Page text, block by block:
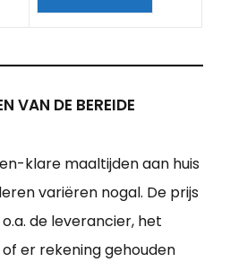
VAN DE BEREIDE
klare maaltijden aan huis
variëren nogal. De prijs
de leverancier, het
er rekening gehouden